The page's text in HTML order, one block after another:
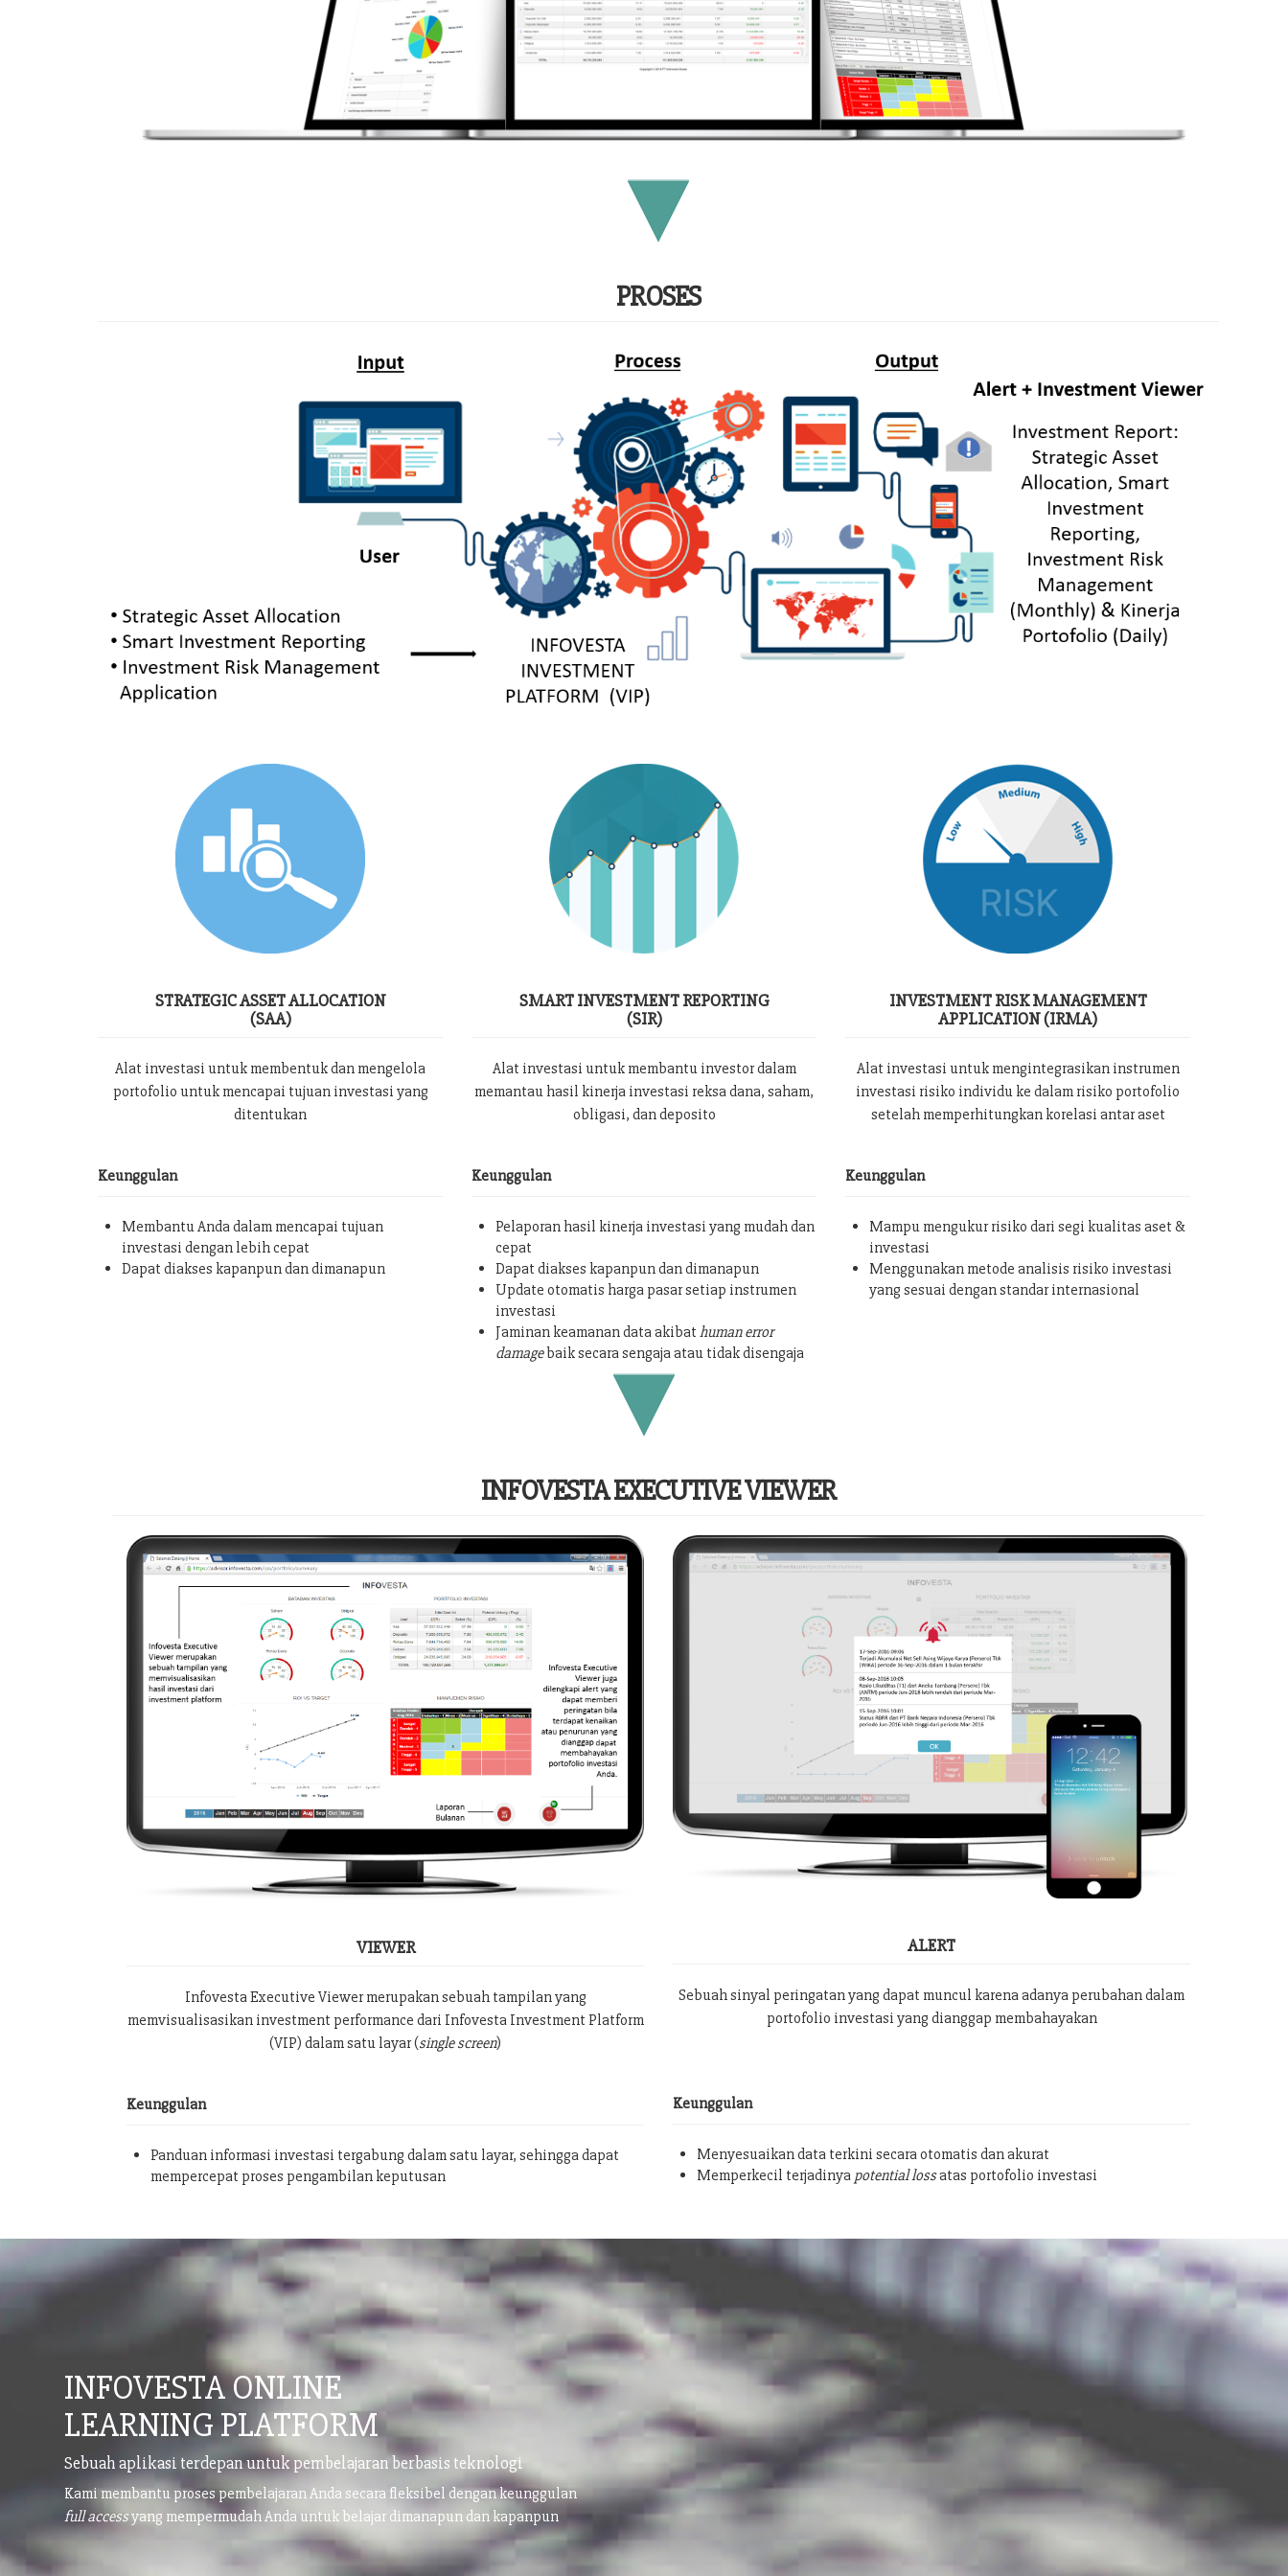
PROSES
STRATEGIC ASSET ALLOCATION
(SAA)
Alat investasi untuk membentuk dan mengelola
portofolio untuk mencapai tujuan investasi yang
ditentukan
Keunggulan
Membantu Anda dalam mencapai tujuan
investasi dengan lebih cepat
Dapat diakses kapanpun dan dimanapun
SMART INVESTMENT REPORTING
(SIR)
Alat investasi untuk membantu investor dalam
memantau hasil kinerja investasi reksa dana, saham,
obligasi, dan deposito
Keunggulan
Pelaporan hasil kinerja investasi yang mudah dan
cepat
Dapat diakses kapanpun dan dimanapun
Update otomatis harga pasar setiap instrumen
investasi
Jaminan keamanan data akibat human error
damagebaik secara sengaja atau tidak disengaja
INVESTMENT RISK MANAGEMENT
APPLICATION (IRMA)
Alat investasi untuk mengintegrasikan instrumen
investasi risiko individu ke dalam risiko portofolio
setelah memperhitungkan korelasi antar aset
Keunggulan
Mampu mengukur risiko dari segi kualitas aset &
investasi
Menggunakan metode analisis risiko investasi
yang sesuai dengan standar internasional
INFOVESTA EXECUTIVE VIEWER
VIEWER
Infovesta Executive Viewer merupakan sebuah tampilan yang
memvisualisasikan investment performance dari Infovesta Investment Platform
(VIP) dalam satu layar (single screen)
Keunggulan
Panduan informasi investasi tergabung dalam satu layar, sehingga dapat
mempercepat proses pengambilan keputusan
ALERT
Sebuah sinyal peringatan yang dapat muncul karena adanya perubahan dalam
portofolio investasi yang dianggap membahayakan
Keunggulan
Menyesuaikan data terkini secara otomatis dan akurat
Memperkecil terjadinya potential lossatas portofolio investasi
INFOVESTA ONLINE
LEARNING PLATFORM
Sebuah aplikasi terdepan untuk pembelajaran berbasis teknologi
Kami membantu proses pembelajaran Anda secara fleksibel dengan keunggulan
full accessyang mempermudah Anda untuk belajar dimanapun dan kapanpun